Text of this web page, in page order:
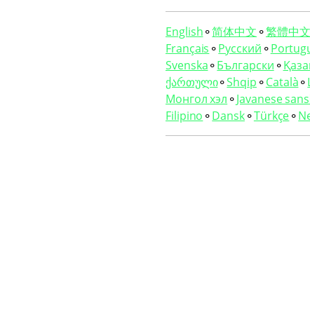
English⚬简体中文 ⚬繁體中文
Français ⚬Русский ⚬
Svenska⚬Български ⚬
ქართული⚬Shqip ⚬Català⚬
Монгол хэл ⚬Javanese
Filipino ⚬Dansk⚬Türkçe⚬